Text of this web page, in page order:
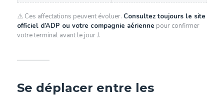
⚠️ Ces affectations peuvent évoluer. Consultez toujours le site
officiel d’ADP ou votre compagnie aérienne pour confirmer
votre terminal avant le jour J.
Se déplacer entre les